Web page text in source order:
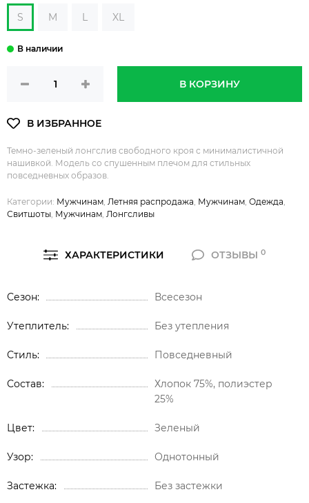
S M L XL
В КОРЗИНУ
Темно-зеленый лонгслив свободного кроя с минималистичной
нашивкой. Модель со спушенным плечом для стильных
повседневных образов.
Категории: Мужчинам, Летняя распродажа, Мужчинам, Одежда,
Свитшоты, Мужчинам, Лонгсливы
ХАРАКТЕРИСТИКИ ОТЗЫВЫ0
Сезон Всесезон
Утеплитель Без утепления
Стиль Повседневный
Состав
Хлопок 75%, полиэстер
25%
Цвет Зеленый
Узор Однотонный
Застежка Без застежки